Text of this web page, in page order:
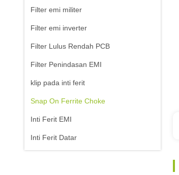
Filter emi militer
Filter emi inverter
Filter Lulus Rendah PCB
Filter Penindasan EMI
klip pada inti ferit
Snap On Ferrite Choke
Inti Ferit EMI
Inti Ferit Datar